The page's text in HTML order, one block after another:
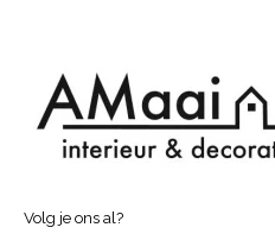
Volg je ons al?